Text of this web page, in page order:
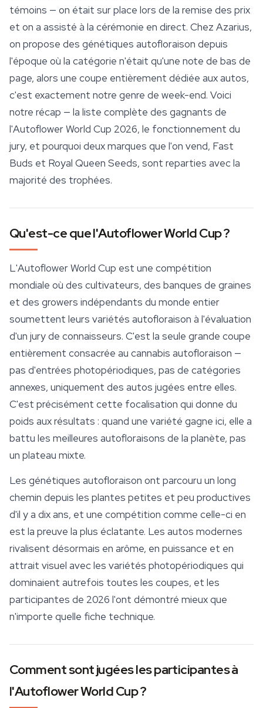
témoins — on était sur place lors de la remise des prix
et on a assisté à la cérémonie en direct. Chez Azarius,
on propose des génétiques autofloraison depuis
l'époque où la catégorie n'était qu'une note de bas de
page, alors une coupe entièrement dédiée aux autos,
c'est exactement notre genre de week-end. Voici
notre récap — la liste complète des gagnants de
l'Autoflower World Cup 2026, le fonctionnement du
jury, et pourquoi deux marques que l'on vend, Fast
Buds et Royal Queen Seeds, sont reparties avec la
majorité des trophées.
Qu'est-ce que l'Autoflower World Cup ?
L'Autoflower World Cup est une compétition
mondiale où des cultivateurs, des banques de graines
et des growers indépendants du monde entier
soumettent leurs variétés autofloraison à l'évaluation
d'un jury de connaisseurs. C'est la seule grande coupe
entièrement consacrée au cannabis autofloraison —
pas d'entrées photopériodiques, pas de catégories
annexes, uniquement des autos jugées entre elles.
C'est précisément cette focalisation qui donne du
poids aux résultats : quand une variété gagne ici, elle a
battu les meilleures autofloraisons de la planète, pas
un plateau mixte.
Les génétiques autofloraison ont parcouru un long
chemin depuis les plantes petites et peu productives
d'il y a dix ans, et une compétition comme celle-ci en
est la preuve la plus éclatante. Les autos modernes
rivalisent désormais en arôme, en puissance et en
attrait visuel avec les variétés photopériodiques qui
dominaient autrefois toutes les coupes, et les
participantes de 2026 l'ont démontré mieux que
n'importe quelle fiche technique.
Comment sont jugées les participantes à
l'Autoflower World Cup ?